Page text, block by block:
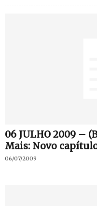
06 JULHO 2009 –
Mais: Novo
06/07/2009